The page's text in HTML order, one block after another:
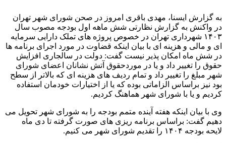
به گزارش ایسنا، مهدی باقری امروز در صحن شورای شهر تهران
در واکنش به گزارش نظارتی شش ماهه اول بودجه مصوب سال
۱۴۰۳ شهرداری تهران در خصوص پروژه‌ های تملک دارایی سرمایه
ای و مالی و هزینه ای با بیان اینکه قضاوت در مورد اجرای برنامه ها
در شش ماه امکان پذیر نیست گفت: دولت در سالجاری افزایش
حقوق را تغییر داد و یا در موردحقوق آتش نشانان اعضای شورای
شهر مبلغ را تغییر داد و تمام ردیف های هزینه ای که بالاتر از سطح
بود نیز براساس الزاماتی بوده که یا از اختیارات خودمان استفاده
کردیم و یا با شورای شهر هماهنگ کردیم.
وی با بیان اینکه هفته آینده متمم بودجه را به شورای شهر تحویل می
دهیم گفت: براساس برنامه ریزی های صورت گرفته تا دی ماه
لایحه بودجه ۱۴۰۴ را تقدیم شورای شهر می کنیم.